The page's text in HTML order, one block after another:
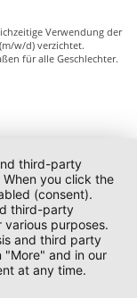
Verwendung der
w/d) verzichtet.
für alle Geschlechter.
third-party
you click the
(consent).
third-party
purposes.
and third party
and in our
at any time.